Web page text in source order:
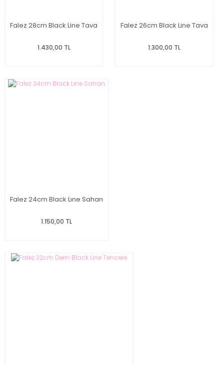
Falez 28cm Black Line Tava
1.430,00 TL
Falez 26cm Black Line Tava
1.300,00 TL
Falez 24cm Black Lıne Sahan
1.150,00 TL